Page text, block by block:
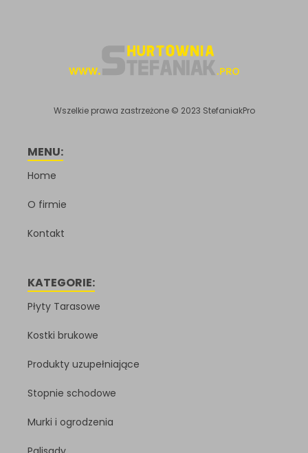
Wszelkie prawa zastrzeżone © 2023 StefaniakPro
MENU:
Home
O firmie
Kontakt
KATEGORIE:
Płyty Tarasowe
Kostki brukowe
Produkty uzupełniające
Stopnie schodowe
Murki i ogrodzenia